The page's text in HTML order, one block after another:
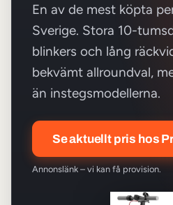
En av de mest köpta
Sverige. Stora 10-
blinkers och lång
bekvämt allroundval,
än instegsmodellerna.
Se aktuellt pris hos
Annonslänk – vi kan få provision.